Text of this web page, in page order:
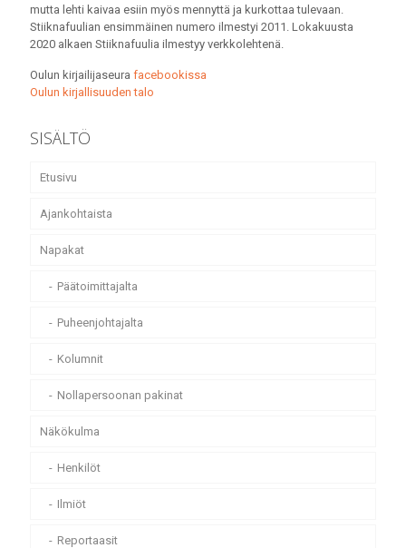
mutta lehti kaivaa esiin myös mennyttä ja kurkottaa tulevaan.
Stiiknafuulian ensimmäinen numero ilmestyi 2011. Lokakuusta
2020 alkaen Stiiknafuulia ilmestyy verkkolehtenä.
Oulun kirjailijaseura facebookissa
Oulun kirjallisuuden talo
SISÄLTÖ
Etusivu
Ajankohtaista
Napakat
Päätoimittajalta
Puheenjohtajalta
Kolumnit
Nollapersoonan pakinat
Näkökulma
Henkilöt
Ilmiöt
Reportaasit